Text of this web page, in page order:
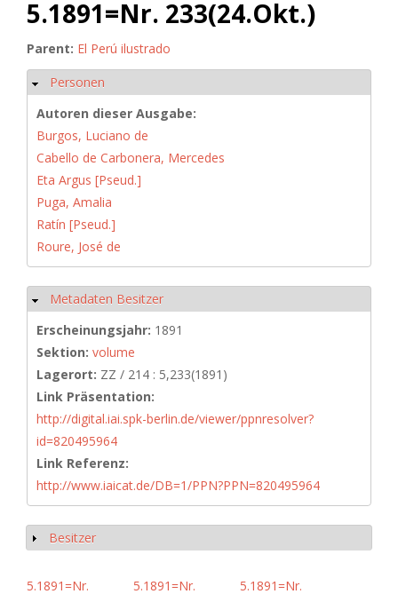
5.1891=Nr. 233(24.Okt.)
Parent: El Perú ilustrado
Ausblenden
Personen
Autoren dieser Ausgabe:
Burgos, Luciano de
Cabello de Carbonera, Mercedes
Eta Argus [Pseud.]
Puga, Amalia
Ratín [Pseud.]
Roure, José de
Ausblenden
Metadaten Besitzer
Erscheinungsjahr: 1891
Sektion: volume
Lagerort: ZZ / 214 : 5,233(1891)
Link Präsentation:
http://digital.iai.spk-berlin.de/viewer/ppnresolver?
id=820495964
Link Referenz:
http://www.iaicat.de/DB=1/PPN?PPN=820495964
Anzeigen
Besitzer
5.1891=Nr.
5.1891=Nr.
5.1891=Nr.